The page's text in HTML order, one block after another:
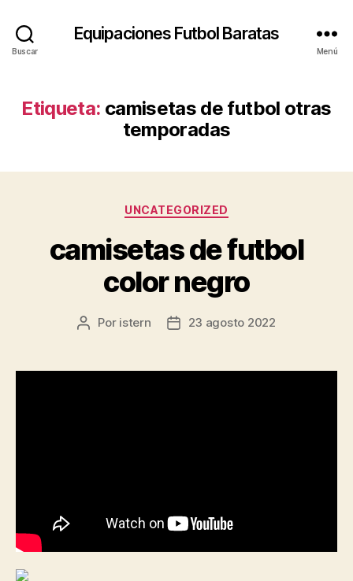
Buscar
Equipaciones Futbol Baratas
Menú
Etiqueta: camisetas de futbol otras
temporadas
Categorías
UNCATEGORIZED
camisetas de futbol
color negro
Autor
entrada
Por istern
Fecha
entrada
23 agosto 2022